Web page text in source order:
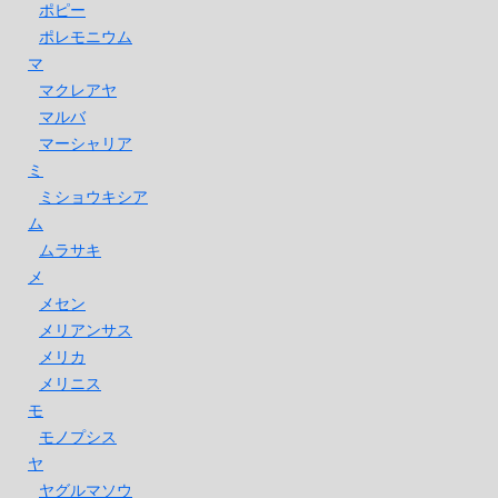
ポピー
ポレモニウム
マ
マクレアヤ
マルバ
マーシャリア
ミ
ミショウキシア
ム
ムラサキ
メ
メセン
メリアンサス
メリカ
メリニス
モ
モノプシス
ヤ
ヤグルマソウ